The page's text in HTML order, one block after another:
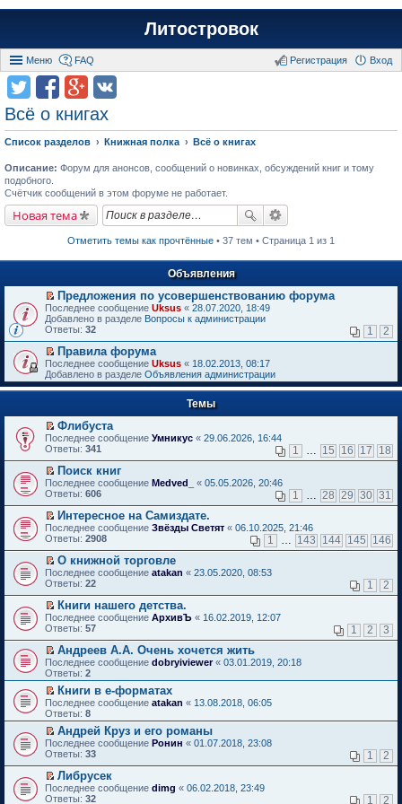
Литостровок
Меню FAQ Вход
Регистрация
Всё о книгах
Список разделов Книжная полка Всё о книгах
Описание: Форум для анонсов, сообщений о новинках, обсуждений книг и тому
подобного.
Счётчик сообщений в этом форуме не работает.
Новая тема
Отметить темы как прочтённые • 37 тем • Страница 1 из 1
Объявления
П
е
р
й
т
и
к
п
в
о
м
у
н
е
п
р
о
ч
и
т
а
н
н
о
м
у
с
о
о
б
щ
е
н
и
ю
Предложения по усовершенствованию форума
Последнее сообщение Uksus « 28.07.2020, 18:49
Добавлено в разделе Вопросы к администрации
Ответы: 32 1 2
П
е
р
е
т
и
к
п
р
в
о
м
у
н
е
п
р
о
ч
и
т
а
н
н
о
м
у
с
о
о
б
щ
е
н
и
ю
Правила форума
Последнее сообщение Uksus « 18.02.2013, 08:17
Добавлено в разделе Объявления администрации
Темы
П
е
е
й
т
и
к
п
е
р
в
о
м
у
н
е
п
р
о
ч
и
т
а
н
н
о
м
у
с
о
о
б
щ
е
Флибуста
Последнее сообщение Умникус « 29.06.2026, 16:44
Ответы: 341 1 15 16 17 18
П
е
е
й
т
и
к
п
е
р
в
о
м
у
н
е
п
р
о
ч
и
т
а
н
н
о
м
у
с
Поиск книг
Последнее сообщение Medved_ « 05.05.2026, 20:46
Ответы: 606 1 28 29 30 31
П
е
е
й
т
и
к
п
е
р
в
о
м
у
н
е
п
р
о
ч
и
а
н
н
Интересное на Самиздате.
Последнее сообщение Звёзды Светят « 06.10.2025, 21:46
Ответы: 2908 1 143 144 145 146
П
е
е
й
т
и
к
п
е
р
в
о
м
у
н
е
п
р
о
ч
и
О книжной торговле
Последнее сообщение atakan « 23.05.2020, 08:53
Ответы: 22 1 2
П
е
е
й
т
и
п
е
р
в
о
м
у
н
е
п
Книги нашего детства.
Последнее сообщение АрхивЪ « 16.02.2019, 12:07
Ответы: 57 1 2 3
П
е
р
е
й
т
и
к
п
е
р
в
о
м
Андреев А.А. Очень хочется жить
Последнее сообщение dobryiviewer« 03.01.2019, 20:18
Ответы: 2
П
е
р
е
й
т
и
к
п
е
Книги в е-форматах
Последнее сообщение atakan « 13.08.2018, 06:05
Ответы: 8
П
е
е
й
т
Андрей Круз и его романы
Последнее сообщение Ронин « 01.07.2018, 23:08
Ответы: 33 1 2
П
е
Либрусек
Последнее сообщение dimg « 06.02.2018, 23:49
Ответы: 32 1 2